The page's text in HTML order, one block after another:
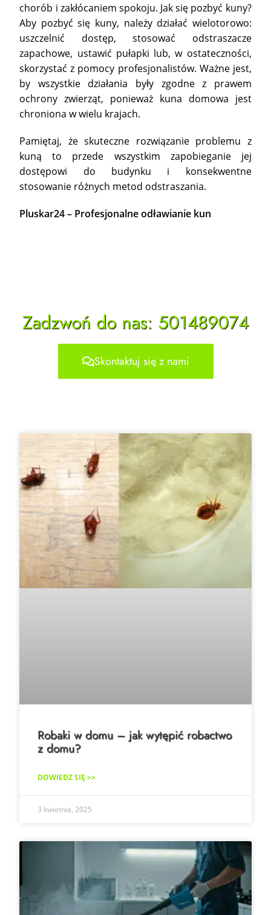
chorób i zakłócaniem spokoju. Jak się pozbyć kuny?
Aby pozbyć się kuny, należy działać wielotorowo:
uszczelnić dostęp, stosować odstraszacze
zapachowe, ustawić pułapki lub, w ostateczności,
skorzystać z pomocy profesjonalistów. Ważne jest,
by wszystkie działania były zgodne z prawem
ochrony zwierząt, ponieważ kuna domowa jest
chroniona w wielu krajach.
Pamiętaj, że skuteczne rozwiązanie problemu z
kuną to przede wszystkim zapobieganie jej
dostępowi do budynku i konsekwentne
stosowanie różnych metod odstraszania.
Pluskar24 – Profesjonalne odławianie kun
Zadzwoń do nas: 501489074
Skontaktuj się z nami
Robaki w domu – jak wytępić robactwo
z domu?
DOWIEDZ SIĘ >>
3 kwietnia, 2025